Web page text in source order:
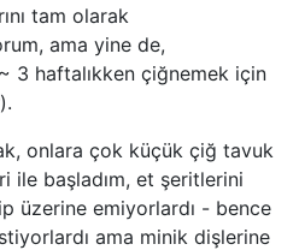
tam olarak
ama yine de,
3 haftalıkken çiğnemek için
onlara çok küçük çiğ tavuk
ile başladım, et şeritlerini
üzerine emiyorlardı - bence
ama minik dişlerine